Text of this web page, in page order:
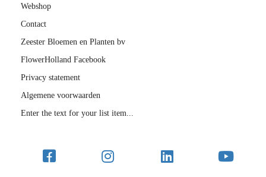
Webshop
Contact
Zeester Bloemen en Planten bv
FlowerHolland Facebook
Privacy statement
Algemene voorwaarden
Enter the text for your list item...